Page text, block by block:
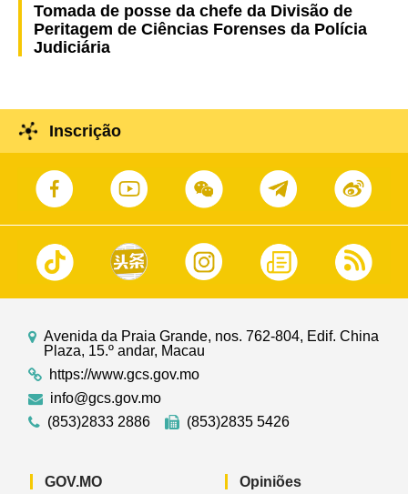
Tomada de posse da chefe da Divisão de
Peritagem de Ciências Forenses da Polícia
Judiciária
Inscrição
Avenida da Praia Grande, nos. 762-804, Edif. China
Plaza, 15.º andar, Macau
https://www.gcs.gov.mo
info@gcs.gov.mo
(853)2833 2886
(853)2835 5426
GOV.MO Opiniões